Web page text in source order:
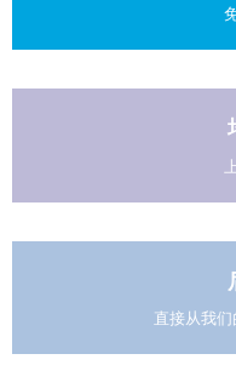
直接从我